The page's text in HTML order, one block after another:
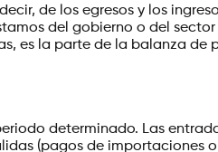
de los egresos y los
del gobierno o del
es la parte de la balanza
determinado. Las
(pagos de importaciones